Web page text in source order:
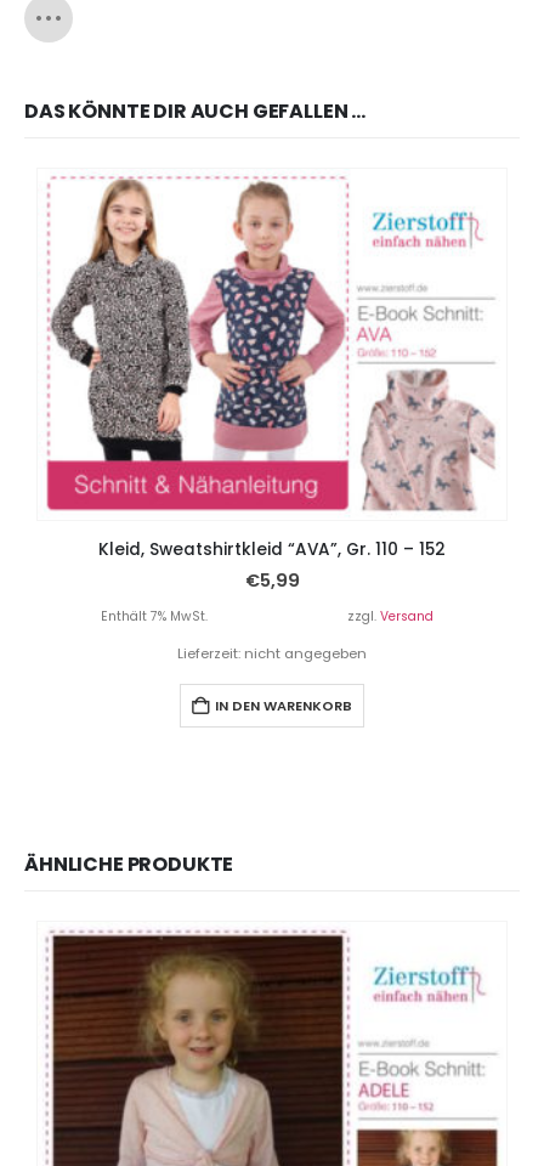
DAS KÖNNTE DIR AUCH GEFALLEN …
Kleid, Sweatshirtkleid “AVA”, Gr. 110 – 152
€5,99
Enthält 7% MwSt. zzgl. Versand
Lieferzeit: nicht angegeben
IN DEN WARENKORB
ÄHNLICHE PRODUKTE